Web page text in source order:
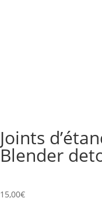
Joints
Blender
15,00€